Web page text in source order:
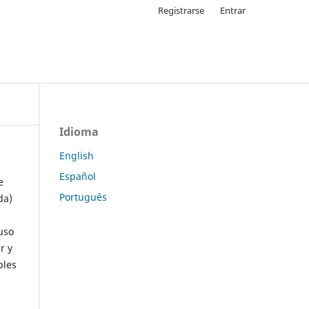
Registrarse Entrar
y
Idioma
English
Español
Português